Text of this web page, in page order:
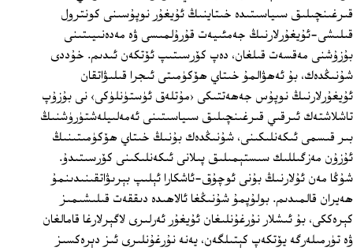
قىرغىنچىلىق سىياسىتىدە خىتاينىڭ ئۇيغۇر نوپۇسىنى كونترول
قىلىشى-ئۇيغۇرلارنىڭ جەمئىيەت قۇرۇلمىسى ۋە مەدەنىيىتىنى
بۇزۇشنى مەقسەت قىلغان، دەپ كۆرسىتىپ ئۆتكەن ئىدىم. خۇددى
شۇنىڭدەك، بۇ ئەھۋالمۇ خىتاي ھۆكۈمىتى ئىجرا قىلىۋاتقان
ئۇيغۇرلارنىڭ نوپۇس جەھەتتىكى ‹مۇتلەق ئۈستۈنلۈكى› نى بۇزۇپ
تاشلاشتەك ئىرقىي قىرغىنچىلىق سىياسىتىنى ئەمەلىيلەشتۈرۈشنىڭ
بىر قىسمى ئىكەنلىكىنى، شۇنىڭدەك بۇنىڭ خىتاي ھۆكۈمىتىنىڭ
ئۇزۇن مەزگىللىك سىستېمىلىق پىلانى ئىكەنلىكىنى كۆرسىتىدۇ.
شۇڭا مەن ئۇلارنىڭ بۇنى ئوچۇق-ئاشكارا ئېلىپ بېرىۋاتقىنىدىنمۇ
ھەيران قالمىدىم. بولۇپمۇ شۇنىڭغا ئالاھىدە دىققەت قىلىشىمىز
كېرەككى، بۇ ئىشلار نۇرغۇنلىغان ئۇيغۇر ئەرلىرى لاگېرلارغا قامالغان
ۋە تۈرمىلەرگە يۆتكەپ كېتىلگەن، يەنە نۇرغۇنلىرى ئىز دېرەكسىز